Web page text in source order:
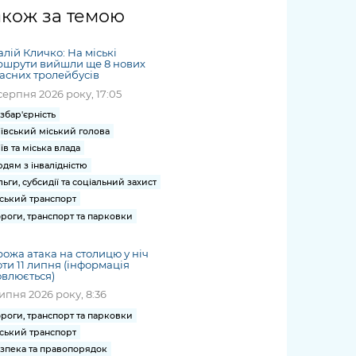
Безбар'єрність
Київська міська військова
адміністрація
Портал послуг
Міський застосунок Київ
Цифровий
Важливе під час
воєнного стану
міській військовій
адміністрації
«Ініціатива
«Партнерство
«Відкритий Уряд» –
Важливе під час
воєнного стану
дій чи
про
на
дашборди
та
/
журналіст
ський
запит /
Submitting
a media
request
за темою
Кличко: На міські
вийшли ще 8 нових
тролейбусів
2026 року, 17:05
міський голова
та міська влада
з інвалідністю
субсидії та соціальний захист
транспорт
транспорт та парковки
атака на столицю у ніч
11 липня (інформація
2026 року, 8:36
транспорт та парковки
транспорт
та правопорядок